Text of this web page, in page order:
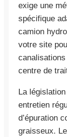
exige une
spécifique
camion
votre site
centre de
La
entretien
d’épuration
graisseux.